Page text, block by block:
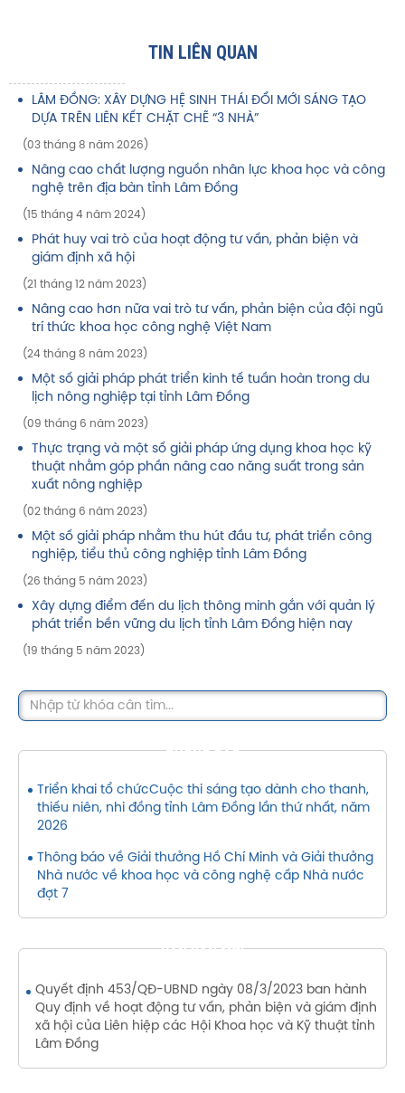
TIN LIÊN QUAN
LÂM ĐỒNG: XÂY DỰNG HỆ SINH THÁI ĐỔI MỚI SÁNG TẠO
DỰA TRÊN LIÊN KẾT CHẶT CHẼ “3 NHÀ”
(03 tháng 8 năm 2026)
Nâng cao chất lượng nguồn nhân lực khoa học và công
nghệ trên địa bàn tỉnh Lâm Đồng
(15 tháng 4 năm 2024)
Phát huy vai trò của hoạt động tư vấn, phản biện và
giám định xã hội
(21 tháng 12 năm 2023)
Nâng cao hơn nữa vai trò tư vấn, phản biện của đội ngũ
trí thức khoa học công nghệ Việt Nam
(24 tháng 8 năm 2023)
Một số giải pháp phát triển kinh tế tuần hoàn trong du
lịch nông nghiệp tại tỉnh Lâm Đồng
(09 tháng 6 năm 2023)
Thực trạng và một số giải pháp ứng dụng khoa học kỹ
thuật nhằm góp phần nâng cao năng suất trong sản
xuất nông nghiệp
(02 tháng 6 năm 2023)
Một số giải pháp nhằm thu hút đầu tư, phát triển công
nghiệp, tiểu thủ công nghiệp tỉnh Lâm Đồng
(26 tháng 5 năm 2023)
Xây dựng điểm đến du lịch thông minh gắn với quản lý
phát triển bền vững du lịch tỉnh Lâm Đồng hiện nay
(19 tháng 5 năm 2023)
THÔNG BÁO
Triển khai tổ chứcCuộc thi sáng tạo dành cho thanh,
thiếu niên, nhi đồng tỉnh Lâm Đồng lần thứ nhất, năm
2026
Thông báo về Giải thưởng Hồ Chí Minh và Giải thưởng
Nhà nước về khoa học và công nghệ cấp Nhà nước
đợt 7
VĂN BẢN MỚI
Quyết định 453/QĐ-UBND ngày 08/3/2023 ban hành
Quy định về hoạt động tư vấn, phản biện và giám định
xã hội của Liên hiệp các Hội Khoa học và Kỹ thuật tỉnh
Lâm Đồng